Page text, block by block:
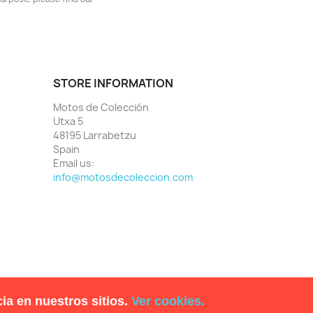
STORE INFORMATION
Motos de Colección
Utxa 5
48195 Larrabetzu
Spain
Email us:
info@motosdecoleccion.com
en nuestros sitios. Ver cookies.